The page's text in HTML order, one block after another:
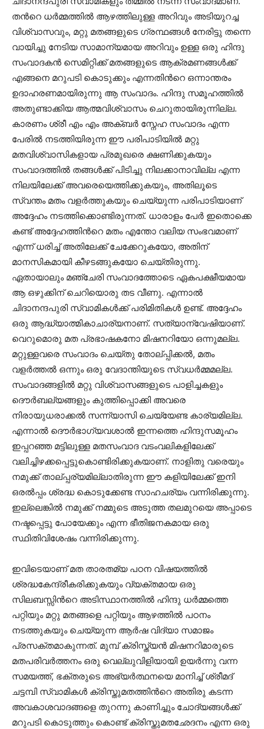
തന്‍റെ ധര്‍മ്മത്തില്‍ ആഴത്തിലുള്ള അറിവും അടിയുറച്ച
വിശ്വാസവും, മറ്റു മതങ്ങളുടെ ഗ്രന്ഥങ്ങള്‍ നേരിട്ടു തന്നെ
വായിച്ചു നേടിയ സാമാന്യമായ അറിവും ഉള്ള ഒരു ഹിന്ദു
സംവാദകന്‍ സെമിറ്റിക്ക് മതങ്ങളുടെ ആക്രമണങ്ങള്‍ക്ക്
എങ്ങനെ മറുപടി കൊടുക്കും എന്നതിന്‍റെ ഒന്നാന്തരം
ഉദാഹരണമായിരുന്നു ആ സംവാദം. ഹിന്ദു സമൂഹത്തില്‍
അതുണ്ടാക്കിയ ആത്മവിശ്വാസം ചെറുതായിരുന്നില്ല.
കാരണം ശ്രീ എം എം അക്ബര്‍ സ്നേഹ സംവാദം എന്ന
പേരില്‍ നടത്തിയിരുന്ന ഈ പരിപാടിയില്‍ മറ്റു
മതവിശ്വാസികളായ പ്രമുഖരെ ക്ഷണിക്കുകയും
സംവാദത്തില്‍ തങ്ങള്‍ക്ക് പിടിച്ചു നിലക്കാനാവില്ല എന്ന
നിലയിലേക്ക് അവരെയെത്തിക്കുകയും, അതിലൂടെ
സ്വന്തം മതം വളര്‍ത്തുകയും ചെയ്യുന്ന പരിപാടിയാണ്
അദ്ദേഹം നടത്തിക്കൊണ്ടിരുന്നത്. ധാരാളം പേര്‍ ഇതൊക്കെ
കണ്ട് അദ്ദേഹത്തിന്‍റെ മതം എന്തോ വലിയ സംഭവമാണ്
എന്ന് ധരിച്ച് അതിലേക്ക് ചേക്കേറുകയോ, അതിന്
മാനസികമായി കീഴടങ്ങുകയോ ചെയ്തിരുന്നു.
ഏതായാലും മഞ്ചേരി സംവാദത്തോടെ ഏകപക്ഷീയമായ
ആ ഒഴുക്കിന് ചെറിയൊരു തട വീണു. എന്നാല്‍
ചിദാനന്ദപുരി സ്വാമികള്‍ക്ക് പരിമിതികള്‍ ഉണ്ട്. അദ്ദേഹം
ഒരു ആദ്ധ്യാത്മികാചാര്യനാണ്. സത്യാന്വേഷിയാണ്.
വെറുമൊരു മത പ്രഭാഷകനോ മിഷനറിയോ ഒന്നുമല്ല.
മറ്റുള്ളവരെ സംവാദം ചെയ്തു തോല്പ്പിക്കല്‍, മതം
വളര്‍ത്തല്‍ ഒന്നും ഒരു വേദാന്തിയുടെ സ്വധര്‍മ്മമല്ല.
സംവാദങ്ങളില്‍ മറ്റു വിശ്വാസങ്ങളുടെ പാളിച്ചകളും
ദൌര്‍ബല്യങ്ങളും കുത്തിപ്പൊക്കി അവരെ
നിരായുധരാക്കല്‍ സന്ന്യാസി ചെയ്യേണ്ട കാര്യമില്ല.
എന്നാല്‍ ദൌര്‍ഭാഗ്യവശാല്‍ ഇന്നത്തെ ഹിന്ദുസമൂഹം
ഇപ്പറഞ്ഞ മട്ടിലുള്ള മതസംവാദ വടംവലികളിലേക്ക്
വലിച്ചിഴക്കപ്പെട്ടുകൊണ്ടിരിക്കുകയാണ്. നാളിതു വരെയും
നമുക്ക് താല്പ്പര്യമില്ലാതിരുന്ന ഈ കളിയിലേക്ക് ഇനി
ഒരല്‍പ്പം ശ്രദ്ധ കൊടുക്കേണ്ട സാഹചര്യം വന്നിരിക്കുന്നു.
ഇല്ലെങ്കില്‍ നമുക്ക് നമ്മുടെ അടുത്ത തലമുറയെ അപ്പാടെ
നഷ്ടപ്പെട്ടു പോയേക്കും എന്ന ഭീതിജനകമായ ഒരു
സ്ഥിതിവിശേഷം വന്നിരിക്കുന്നു.
ഇവിടെയാണ്‌ മത താരതമ്യ പഠന വിഷയത്തില്‍
ശ്രദ്ധകേന്ദ്രീകരിക്കുകയും വ്യക്തമായ ഒരു
സിലബസ്സിന്‍റെ അടിസ്ഥാനത്തില്‍ ഹിന്ദു ധര്‍മ്മത്തെ
പറ്റിയും മറ്റു മതങ്ങളെ പറ്റിയും ആഴത്തില്‍ പഠനം
നടത്തുകയും ചെയ്യുന്ന ആര്‍ഷ വിദ്യാ സമാജം
പ്രസക്തമാകുന്നത്. മുമ്പ് ക്രിസ്ത്യന്‍ മിഷനറിമാരുടെ
മതപരിവര്‍ത്തനം ഒരു വെല്ലുവിളിയായി ഉയര്‍ന്നു വന്ന
സമയത്ത്, ഭക്തരുടെ അഭ്യര്‍ത്ഥനയെ മാനിച്ച് ശ്രീമദ്
ചട്ടമ്പി സ്വാമികള്‍ ക്രിസ്തുമതത്തിന്‍റെ അതിരു കടന്ന
അവകാശവാദങ്ങളെ തുറന്നു കാണിച്ചും ചോദ്യങ്ങള്‍ക്ക്
മറുപടി കൊടുത്തും കൊണ്ട് ക്രിസ്തുമതഛേദനം എന്ന ഒരു